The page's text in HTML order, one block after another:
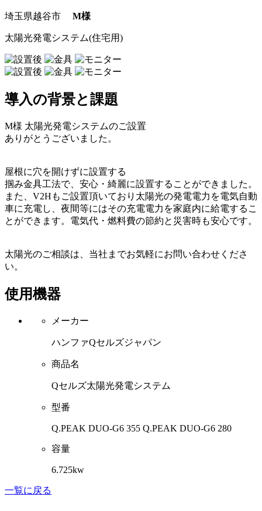
埼玉県越谷市 M様
太陽光発電システム(住宅用)
導入の背景と課題
M様 太陽光発電システムのご設置
ありがとうございました。
屋根に穴を開けずに設置する
掴み金具工法で、安心・綺麗に設置することができました。
また、V2Hもご設置頂いており太陽光の発電電力を電気自動
車に充電し、夜間等にはその充電電力を家庭内に給電するこ
とができます。電気代・燃料費の節約と災害時も安心です。
太陽光のご相談は、当社までお気軽にお問い合わせくださ
い。
使用機器
メーカー
ハンファQセルズジャパン
商品名
Qセルズ太陽光発電システム
型番
Q.PEAK DUO-G6 355 Q.PEAK DUO-G6 280
容量
6.725kw
一覧に戻る